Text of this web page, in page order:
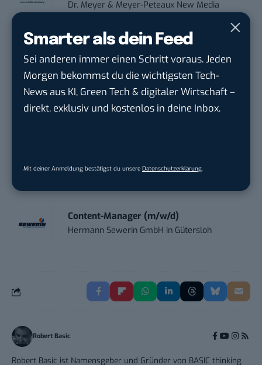
Smarter als dein Feed
Sei anderen immer einen Schritt voraus. Jeden
Morgen bekommst du die wichtigsten Tech-
News aus KI, Green Tech & digitaler Wirtschaft –
direkt, exklusiv und kostenlos in deine Inbox.
Mit deiner Anmeldung bestätigst du unsere Datenschutzerklärung.
Dr. Meyer & Meyer-Peteaux New Media
Social Media Specialist (w/m/d)
Content Creator (m/w/d)
P...
Content-Manager (m/w/d)
Hermann Sewerin GmbH in Gütersloh
Robert Basic
Robert Basic ist Namensgeber und Gründer von BASIC thinking